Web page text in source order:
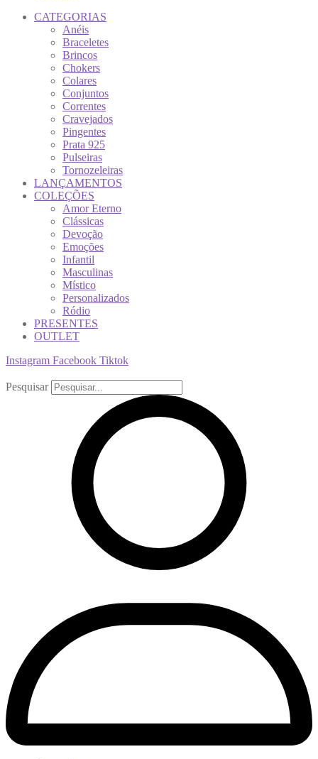
CATEGORIAS
Anéis
Braceletes
Brincos
Chokers
Colares
Conjuntos
Correntes
Cravejados
Pingentes
Prata 925
Pulseiras
Tornozeleiras
LANÇAMENTOS
COLEÇÕES
Amor Eterno
Clássicas
Devoção
Emoções
Infantil
Masculinas
Místico
Personalizados
Ródio
PRESENTES
OUTLET
Instagram Facebook Tiktok
Pesquisar